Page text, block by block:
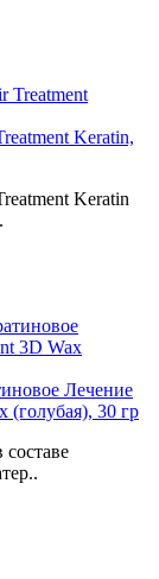
Keratin,
Keratin
Лечение
(голубая), 30 гр